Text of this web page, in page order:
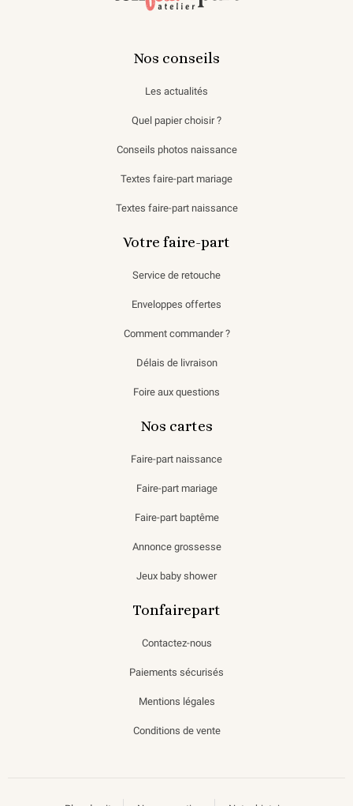
Nos conseils
Les actualités
Quel papier choisir ?
Conseils photos naissance
Textes faire-part mariage
Textes faire-part naissance
Votre faire-part
Service de retouche
Enveloppes offertes
Comment commander ?
Délais de livraison
Foire aux questions
Nos cartes
Faire-part naissance
Faire-part mariage
Faire-part baptême
Annonce grossesse
Jeux baby shower
Tonfairepart
Contactez-nous
Paiements sécurisés
Mentions légales
Conditions de vente